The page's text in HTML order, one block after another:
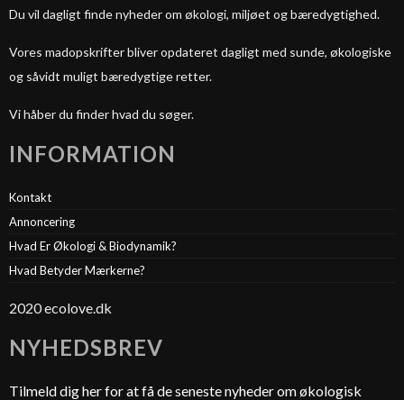
Du vil dagligt finde nyheder om økologi, miljøet og bæredygtighed.
Vores madopskrifter bliver opdateret dagligt med sunde, økologiske
og såvidt muligt bæredygtige retter.
Vi håber du finder hvad du søger.
INFORMATION
Kontakt
Annoncering
Hvad Er Økologi & Biodynamik?
Hvad Betyder Mærkerne?
2020 ecolove.dk
NYHEDSBREV
Tilmeld dig her for at få de seneste nyheder om økologisk